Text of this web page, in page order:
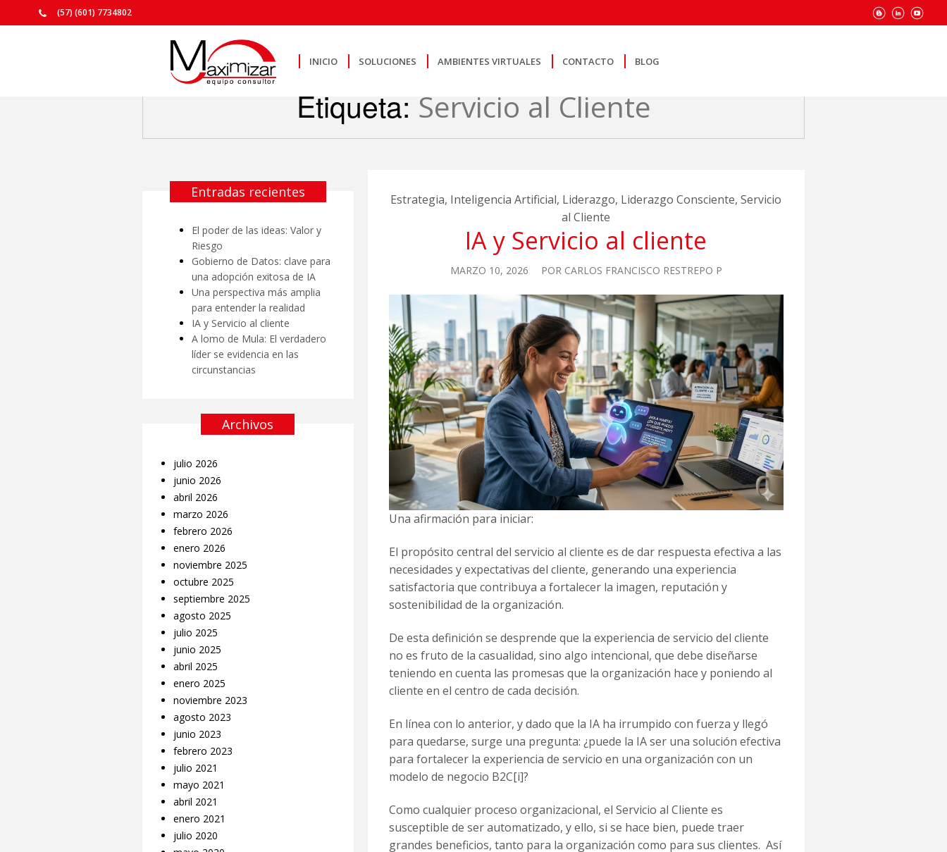
(57) (601) 7734802
INICIO SOLUCIONES AMBIENTES VIRTUALES CONTACTO BLOG
Etiqueta: Servicio al Cliente
Estrategia, Inteligencia Artificial, Liderazgo, Liderazgo Consciente,Servicio
al Cliente
IA y Servicio al cliente
MARZO 10, 2026 POR CARLOS FRANCISCO RESTREPO P
Una afirmación para iniciar:
El propósito central del servicio al cliente es de dar respuesta efectiva a las
necesidades y expectativas del cliente, generando una experiencia
satisfactoria que contribuya a fortalecer la imagen, reputación y
sostenibilidad de la organización.
De esta definición se desprende que la experiencia de servicio del cliente
no es fruto de la casualidad, sino algo intencional, que debe diseñarse
teniendo en cuenta las promesas que la organización hace y poniendo al
cliente en el centro de cada decisión.
En línea con lo anterior, y dado que la IA ha irrumpido con fuerza y llegó
para quedarse, surge una pregunta: ¿puede la IA ser una solución efectiva
para fortalecer la experiencia de servicio en una organización con un
modelo de negocio B2C[i]?
Como cualquier proceso organizacional, el Servicio al Cliente es
susceptible de ser automatizado, y ello, si se hace bien, puede traer
grandes beneficios, tanto para la organización como para sus clientes. Así
Entradas recientes
El poder de las ideas: Valor y
Riesgo
Gobierno de Datos: clave para
una adopción exitosa de IA
Una perspectiva más amplia
para entender la realidad
IA y Servicio al cliente
A lomo de Mula: El verdadero
líder se evidencia en las
circunstancias
Archivos
julio 2026
junio 2026
abril 2026
marzo 2026
febrero 2026
enero 2026
noviembre 2025
octubre 2025
septiembre 2025
agosto 2025
julio 2025
junio 2025
abril 2025
enero 2025
noviembre 2023
agosto 2023
junio 2023
febrero 2023
julio 2021
mayo 2021
abril 2021
enero 2021
julio 2020